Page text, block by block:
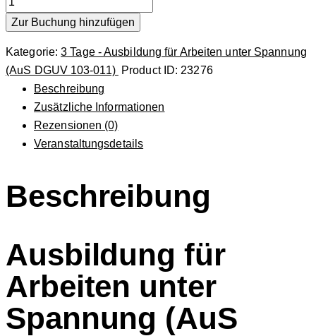
Zur Buchung hinzufügen
Kategorie:3 Tage - Ausbildung für Arbeiten unter Spannung
(AuS DGUV 103-011) Product ID: 23276
Beschreibung
Zusätzliche Informationen
Rezensionen (0)
Veranstaltungsdetails
Beschreibung
Ausbildung für
Arbeiten unter
Spannung (AuS